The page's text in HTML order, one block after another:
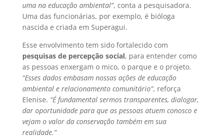
uma na educação ambiental”, conta a pesquisadora.
Uma das funcionárias, por exemplo, é bióloga
nascida e criada em Superagui.
Esse envolvimento tem sido fortalecido com
pesquisas de percepção social, para entender como
as pessoas enxergam o mico, o parque e o projeto.
“Esses dados embasam nossas ações de educação
ambiental e relacionamento comunitário”, reforça
Elenise. “É fundamental sermos transparentes, dialogar,
dar oportunidade para que as pessoas atuem conosco e
vejam o valor da conservação também em sua
realidade.”